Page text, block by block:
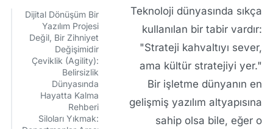
Dijital Dönüşüm Bir
Yazılım Projesi
Değil, Bir Zihniyet
Değişimidir
Çeviklik (Agility):
Belirsizlik
Dünyasında
Hayatta Kalma
Rehberi
Siloları Yıkmak:
Teknoloji dünyasında sıkça
kullanılan bir tabir vardır:
"Strateji kahvaltıyı sever,
ama kültür stratejiyi yer."
Bir işletme dünyanın en
gelişmiş yazılım altyapısına
sahip olsa bile, eğer o